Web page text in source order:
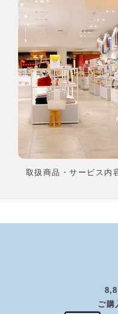
取扱商品・サービス内
ご購